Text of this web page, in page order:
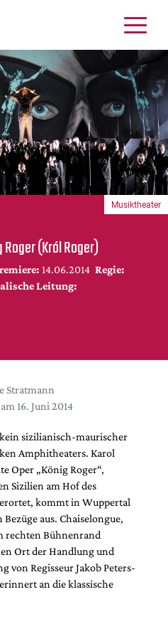
(Król Roger)
14.06.2014 Regie:
Leitung:
Musiktheater
Stratmann
am 16. Juni 2014
sizilianisch-maurischer
Amphitheaters. Karol
Oper „König Roger“,
Sizilien am Hof des
kommt in Wuppertal
aus. Chaiselongue,
rechten Bühnenrand
Ort der Handlung und
von Regisseur Jakob Peters-
an die klassische